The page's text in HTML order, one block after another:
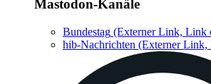
Mastodon-Kanäle
Bundestag (Externer Link, Link
hib-Nachrichten (Externer Link,